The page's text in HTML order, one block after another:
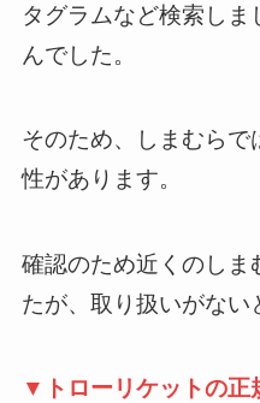
タグラムなど検索し
んでした。
そのため、しまむら
性があります。
確認のため近くのしま
たが、取り扱いがない
▼トローリケットの